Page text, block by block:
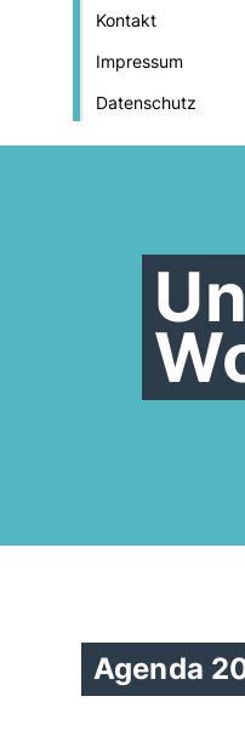
Kontakt
Impressum
Datenschutz
Agenda